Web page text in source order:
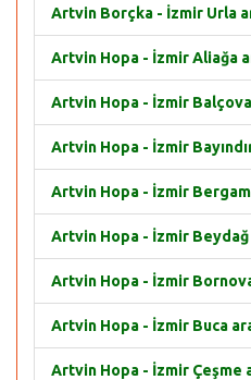
Artvin Borçka - İzmir Urla
Artvin Hopa - İzmir Aliağa
Artvin Hopa - İzmir
Artvin Hopa - İzmir
Artvin Hopa - İzmir
Artvin Hopa - İzmir
Artvin Hopa - İzmir
Artvin Hopa - İzmir Buca
Artvin Hopa - İzmir Çeşme